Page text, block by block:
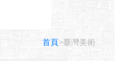
首頁>臺灣美術